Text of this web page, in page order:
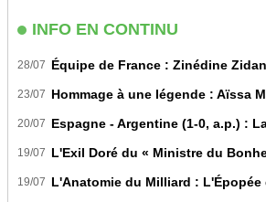
INFO EN CONTINU
28/07 Équipe de France : Zinédine
23/07 Hommage à une légende : Aïssa
20/07 Espagne - Argentine (1-0, a.p.) :
19/07 L'Exil Doré du « Ministre du
19/07 L'Anatomie du Milliard : L'Épopée